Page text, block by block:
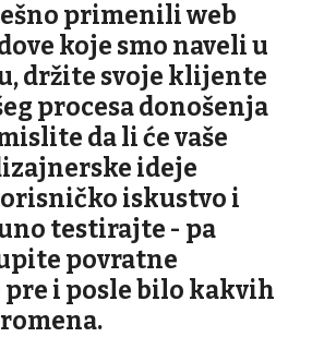
primenili web
koje smo naveli u
držite svoje klijente
procesa donošenja
da li će vaše
ideje
iskustvo i
testirajte - pa
povratne
i posle bilo kakvih